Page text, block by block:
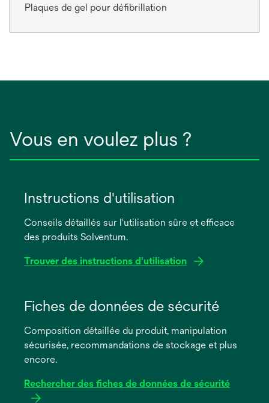
Plaques de gel pour défibrillation
Vous en voulez plus ?
Instructions d'utilisation
Conseils détaillés sur l'utilisation sûre et efficace
des produits Solventum.
Trouver des instructions d'utilisation
dans
nouvel
onglet
Fiches de données de sécurité
Composition détaillée du produit, manipulation
sécurisée, recommandations de stockage et plus
encore.
Rechercher des fiches de données de sécurité